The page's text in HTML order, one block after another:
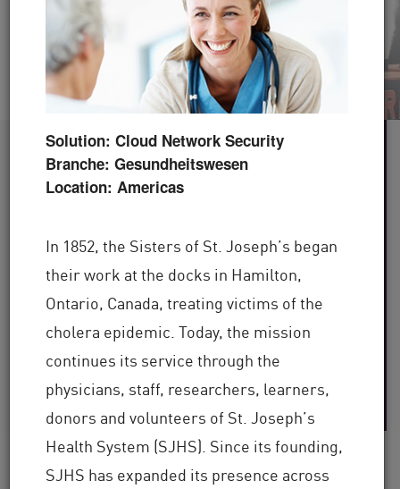
Solution: Cloud Network Security
Branche: Gesundheitswesen
Location: Americas
In 1852, the Sisters of St. Joseph’s began
their work at the docks in Hamilton,
Ontario, Canada, treating victims of the
cholera epidemic. Today, the mission
continues its service through the
physicians, staff, researchers, learners,
donors and volunteers of St. Joseph’s
Health System (SJHS). Since its founding,
SJHS has expanded its presence across
Jetzt lesen Video ansehen
60+
100.000+
Kunden weltweit
30+
Jahre Branchenerfahrung